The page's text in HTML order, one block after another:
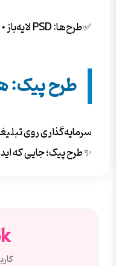
✅ طرح‌ها: PSD لایه‌باز • ✅ وکتورها: AI, EPS, SVG, PDF • ✅ عکس‌ها: JPG/PNG با کیفیت 4K و دوربری شده. همه فایل‌ها بدون واترمارک و آماده دانلود فوری.
طرح پیک:
سرمایه‌گذاری روی
✨ طرح پیک؛ جایی که